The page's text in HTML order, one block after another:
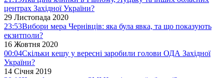
центрах Західної України?
29 Листопада 2020
23:53Вибори мера Чернівців: яка була явка, та що показують
екзитполи?
16 Жовтня 2020
00:04Скільки кешу у вересні заробили голови ОДА Західної
України?
14 Січня 2019